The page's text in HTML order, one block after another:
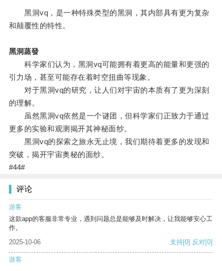
黑洞vq，是一种特殊类型的黑洞，其内部具有更为复杂
和颠覆性的特性。
黑洞蒸發
科学家们认为，黑洞vq可能拥有着更高的能量和更强的
引力场，甚至可能存在着时空扭曲等现象。
对于黑洞vq的研究，让人们对宇宙的本质有了更为深刻
的理解。
虽然黑洞vq依然是一个谜团，但科学家们正致力于通过
更多的实验和观测揭开其神秘面纱。
黑洞vq的探索之旅永无止境，我们期待着更多的发现和
突破，揭开宇宙奥秘的面纱。
#44#
评论
游客
这款app的客服非常专业，遇到问题总是能够及时解决，让我能够安心工
作。
2025-10-06
支持[0] 反对[0]
游客